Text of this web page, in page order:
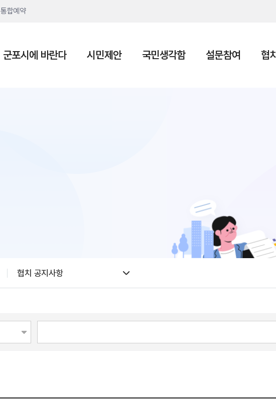
통합예약
군포시에 바란다 시민제안 국민생각함 설문참여 협
협치 공지사항